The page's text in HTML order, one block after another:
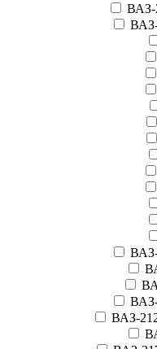
ВАЗ-
ВАЗ-